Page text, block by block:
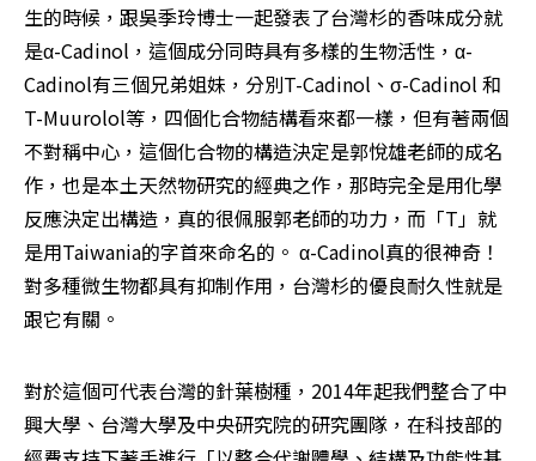
生的時候，跟吳季玲博士一起發表了台灣杉的香味成分就
是α-Cadinol，這個成分同時具有多樣的生物活性，α-
Cadinol有三個兄弟姐妹，分別T-Cadinol、σ-Cadinol 和
T-Muurolol等，四個化合物結構看來都一樣，但有著兩個
不對稱中心，這個化合物的構造決定是郭悅雄老師的成名
作，也是本土天然物研究的經典之作，那時完全是用化學
反應決定出構造，真的很佩服郭老師的功力，而「T」就
是用Taiwania的字首來命名的。 α-Cadinol真的很神奇！
對多種微生物都具有抑制作用，台灣杉的優良耐久性就是
跟它有關。
對於這個可代表台灣的針葉樹種，2014年起我們整合了中
興大學、台灣大學及中央研究院的研究團隊，在科技部的